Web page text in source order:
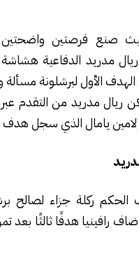
حيث صنع فرصتين
مدريد الدفاعية هشاشة
الهدف الأول لبرشلونة
مدريد من التقدم
لامين يامال الذي سجل هدف
ركلة جزاء لصالح
رافينيا هدفًا ثالثًا بعد